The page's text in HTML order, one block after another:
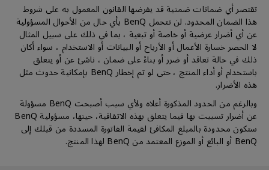
تقتصر أي ضمانات ضمنية قد يفرضها القانون المعمول به على شروط
هذا الضمان المحدود. لن تتحمل BenQ بأي حال من الأحوال المسؤولية
عن أي أضرار عرضية أو خاصة أو تبعية ، بما في ذلك على سبيل المثال
لا الحصر خسارة الأعمال أو الأرباح أو البيانات أو الاستخدام ، سواء أكان
ذلك في حالة تعاقد أو ضرر أو بناءً على ضمان ، ناشئ عن أو يتعلق
باستخدام أو أداء المنتج ، حتى لو تم إخطار BenQ بإمكانية حدوث مثل
هذه الأضرار.
وبالرغم من الحدود المذكورة أعلاه ولأي سبب أصبحت BenQ مسؤولة
عن أضرار تسببت بها فيما يتعلق بهذه الاتفاقية، حينها، مسؤولية BenQ
ستكون محدودة بالمبلغ المكافئ لقيمة الفاتورة المسددة من قبلك إلى
BenQ أو البائع أو الموزع المعتمد من BenQ لهذا المنتج.